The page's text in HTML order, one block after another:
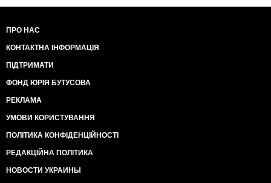
ПРО НАС
КОНТАКТНА ІНФОРМАЦІЯ
ПІДТРИМАТИ
ФОНД ЮРІЯ БУТУСОВА
РЕКЛАМА
УМОВИ КОРИСТУВАННЯ
ПОЛІТИКА КОНФІДЕНЦІЙНОСТІ
РЕДАКЦІЙНА ПОЛІТИКА
НОВОСТИ УКРАИНЫ